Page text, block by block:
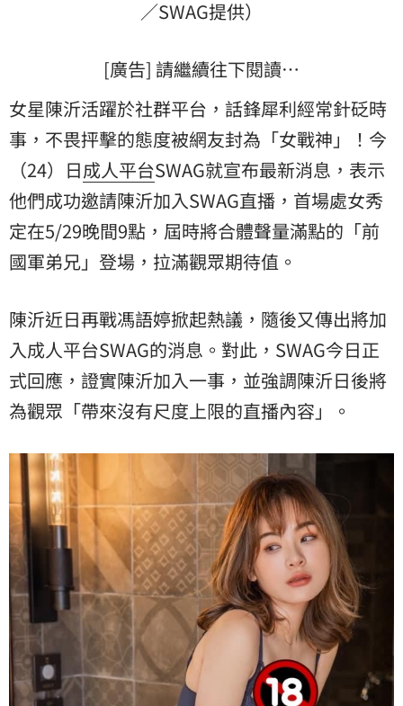
／SWAG提供）
[廣告] 請繼續往下閱讀…
女星陳沂活躍於社群平台，話鋒犀利經常針砭時
事，不畏抨擊的態度被網友封為「女戰神」！今
（24）日成人平台SWAG就宣布最新消息，表示
他們成功邀請陳沂加入SWAG直播，首場處女秀
定在5/29晚間9點，屆時將合體聲量滿點的「前
國軍弟兄」登場，拉滿觀眾期待值。
陳沂近日再戰馮語婷掀起熱議，隨後又傳出將加
入成人平台SWAG的消息。對此，SWAG今日正
式回應，證實陳沂加入一事，並強調陳沂日後將
為觀眾「帶來沒有尺度上限的直播內容」。